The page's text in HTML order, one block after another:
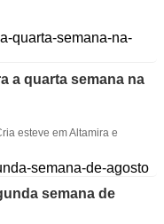
a quarta semana na
esteve em Altamira e
semana de